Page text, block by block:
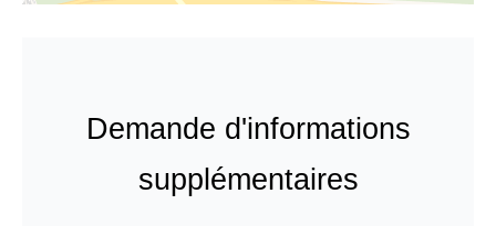
Demande d'informations
supplémentaires